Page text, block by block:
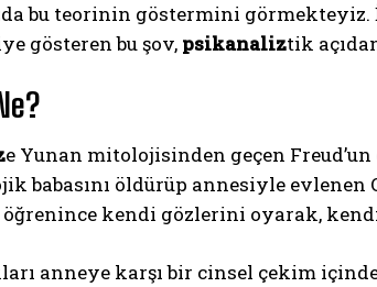
bu teorinin göstermini
gösteren bu şov, psikanaliztik
e Yunan mitolojisinden geçen
babasını öldürüp annesiyle evlenen
kendi gözlerini oyarak,
anneye karşı bir cinsel çekim